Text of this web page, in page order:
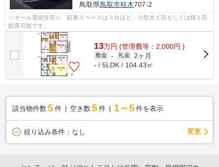
鳥取県鳥取市桂木707-2
☆オール電化住宅☆ 駐車スペースは３台ほど。小型犬１匹もしくは猫１匹
飼育可能です。
13万円 (管理費等：2,000円 )
敷金 - 礼金
2ヶ月
- / 5LDK / 104.43㎡
該当物件数 5件 空き数 5 件 1～5 件を表示
絞り込み条件： なし 変更